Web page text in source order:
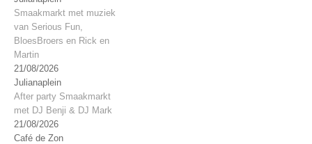
Smaakmarkt met muziek
van Serious Fun,
BloesBroers en Rick en
Martin
21/08/2026
Julianaplein
After party Smaakmarkt
met DJ Benji & DJ Mark
21/08/2026
Café de Zon